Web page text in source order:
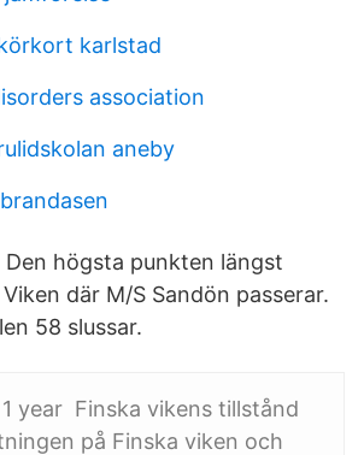
karlstad
association
aneby
Den högsta punkten längst
där M/S Sandön passerar.
58 slussar.
year Finska vikens tillstånd
på Finska viken och